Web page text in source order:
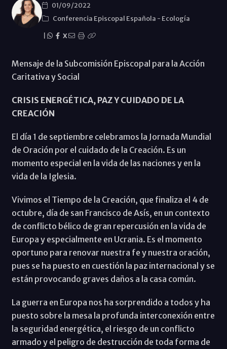
01/09/2022
Conferencia Episcopal Española - Ecología
X
Mensaje de la Subcomisión Episcopal para la Acción
Caritativa y Social
CRISIS ENERGÉTICA, PAZ Y CUIDADO DE LA
CREACIÓN
El día 1 de septiembre celebramos la Jornada Mundial
de Oración por el cuidado de la Creación. Es un
momento especial en la vida de las naciones y en la
vida de la Iglesia.
Vivimos el Tiempo de la Creación, que finaliza el 4 de
octubre, día de san Francisco de Asís, en un contexto
de conflicto bélico de gran repercusión en la vida de
Europa y especialmente en Ucrania. Es el momento
oportuno para renovar nuestra fe y nuestra oración,
pues se ha puesto en cuestión la paz internacional y se
están provocando graves daños a la casa común.
La guerra en Europa nos ha sorprendido a todos y ha
puesto sobre la mesa la profunda interconexión entre
la seguridad energética, el riesgo de un conflicto
armado y el peligro de destrucción de toda forma de